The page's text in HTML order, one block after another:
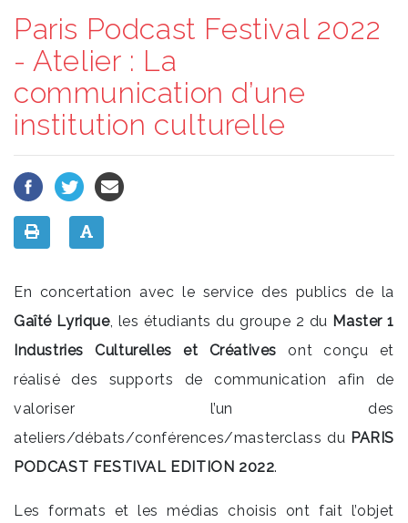
Paris Podcast Festival 2022
- Atelier : La
communication d’une
institution culturelle
En concertation avec le service des publics de la
Gaîté Lyrique, les étudiants du groupe 2 du Master 1
Industries Culturelles et Créatives ont conçu et
réalisé des supports de communication afin de
valoriser l’un des
ateliers/débats/conférences/masterclass du PARIS
PODCAST FESTIVAL EDITION 2022.
Les formats et les médias choisis ont fait l’objet